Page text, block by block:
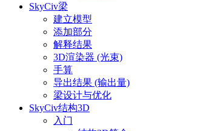
SkyCiv梁
建立模型
添加部分
解释结果
3D渲染器 (光束)
手算
导出结果 (输出量)
梁设计与优化
SkyCiv结构3D
入门